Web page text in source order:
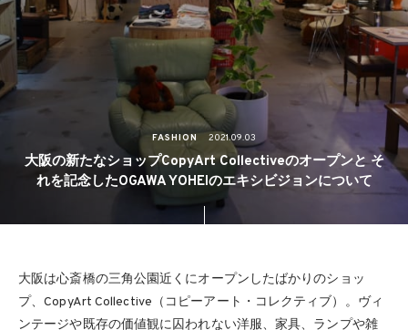
FASHION 2021.09.03
大阪の新たなショップCopyArt Collectiveのオープンと そ
れを記念したOGAWA YOHEIのエキシビジョンについて
大阪は心斎橋の三角公園近くにオープンしたばかりのショッ
プ、CopyArt Collective（コピーアート・コレクティブ）。ヴィ
ンテージや既存の価値観に囚われない洋服、家具、ランプや雑